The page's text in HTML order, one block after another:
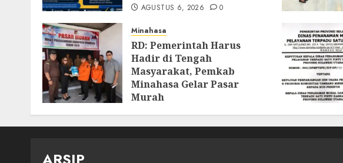
AGUSTUS 6, 2026 0
Minahasa
RD: Pemerintah Harus
Hadir di Tengah
Masyarakat, Pemkab
Minahasa Gelar Pasar
Murah
AGUSTUS 4, 2026 0